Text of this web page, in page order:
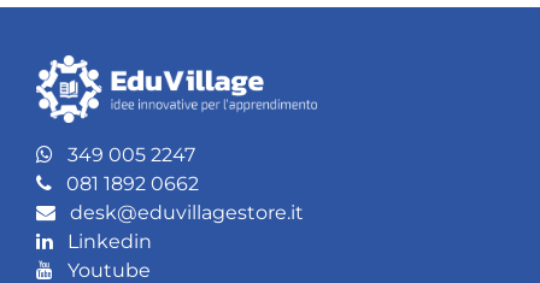
349 005 2247
081 1892 0662
desk@eduvillagestore.it
Linkedin
Youtube